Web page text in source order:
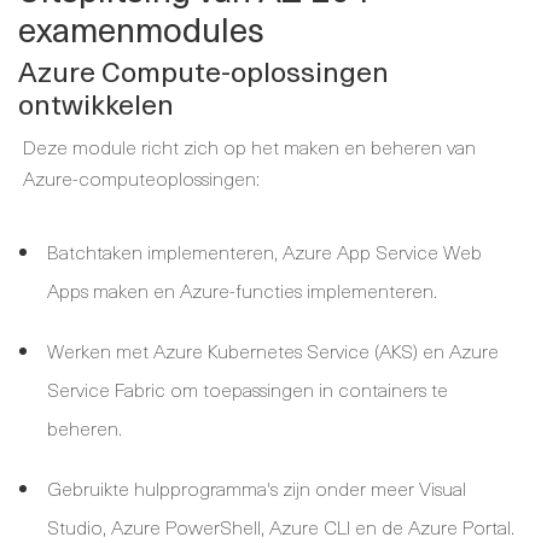
examenmodules
Azure Compute-oplossingen
ontwikkelen
Deze module richt zich op het maken en beheren van
Azure-computeoplossingen:
Batchtaken implementeren, Azure App Service Web
Apps maken en Azure-functies implementeren.
Werken met Azure Kubernetes Service (AKS) en Azure
Service Fabric om toepassingen in containers te
beheren.
Gebruikte hulpprogramma's zijn onder meer Visual
Studio, Azure PowerShell, Azure CLI en de Azure Portal.